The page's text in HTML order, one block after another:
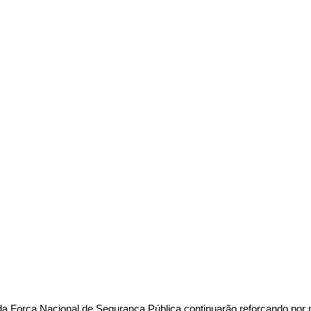
Força Nacional de Segurança Pública continuarão reforçando por